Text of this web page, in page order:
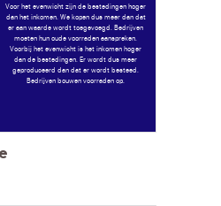
Voor het evenwicht zijn de bestedingen hoger
dan het inkomen. We kopen dus meer dan dat
er aan waarde wordt toegevoegd. Bedrijven
moeten hun oude voorraden aanspreken.
Voorbij het evenwicht is het inkomen hoger
dan de bestedingen. Er wordt dus meer
geproduceerd dan dat er wordt besteed.
Bedrijven bouwen voorraden op.